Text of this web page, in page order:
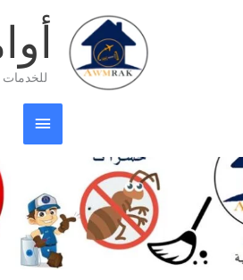
للخدمات
القائمة
الرئيسية
مكافحة حشرات
شركة مكافحة حشرات في الجونة 01033162010 – خصم 50 %